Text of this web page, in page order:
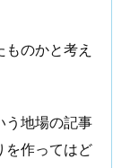
のかと考え
う地場の記事
を作ってはど